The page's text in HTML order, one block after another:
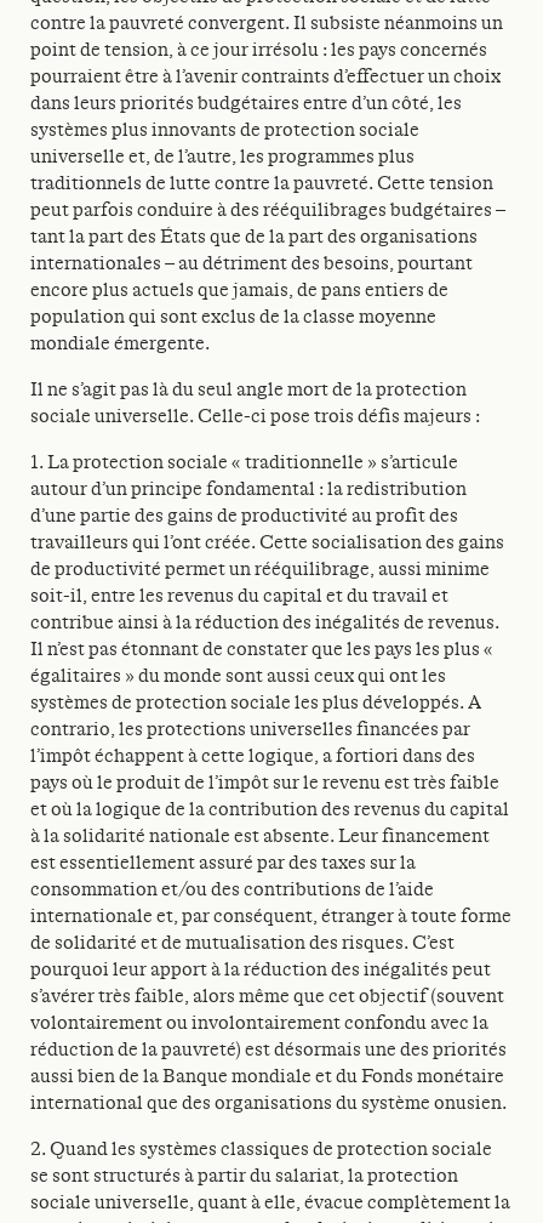
contre la pauvreté convergent. Il subsiste néanmoins un
point de tension, à ce jour irrésolu : les pays concernés
pourraient être à l’avenir contraints d’effectuer un choix
dans leurs priorités budgétaires entre d’un côté, les
systèmes plus innovants de protection sociale
universelle et, de l’autre, les programmes plus
traditionnels de lutte contre la pauvreté. Cette tension
peut parfois conduire à des rééquilibrages budgétaires –
tant la part des États que de la part des organisations
internationales – au détriment des besoins, pourtant
encore plus actuels que jamais, de pans entiers de
population qui sont exclus de la classe moyenne
mondiale émergente.
Il ne s’agit pas là du seul angle mort de la protection
sociale universelle. Celle-ci pose trois défis majeurs :
1. La protection sociale « traditionnelle » s’articule
autour d’un principe fondamental : la redistribution
d’une partie des gains de productivité au profit des
travailleurs qui l’ont créée. Cette socialisation des gains
de productivité permet un rééquilibrage, aussi minime
soit-il, entre les revenus du capital et du travail et
contribue ainsi à la réduction des inégalités de revenus.
Il n’est pas étonnant de constater que les pays les plus «
égalitaires » du monde sont aussi ceux qui ont les
systèmes de protection sociale les plus développés. A
contrario, les protections universelles financées par
l’impôt échappent à cette logique, a fortiori dans des
pays où le produit de l’impôt sur le revenu est très faible
et où la logique de la contribution des revenus du capital
à la solidarité nationale est absente. Leur financement
est essentiellement assuré par des taxes sur la
consommation et/ou des contributions de l’aide
internationale et, par conséquent, étranger à toute forme
de solidarité et de mutualisation des risques. C’est
pourquoi leur apport à la réduction des inégalités peut
s’avérer très faible, alors même que cet objectif (souvent
volontairement ou involontairement confondu avec la
réduction de la pauvreté) est désormais une des priorités
aussi bien de la Banque mondiale et du Fonds monétaire
international que des organisations du système onusien.
2. Quand les systèmes classiques de protection sociale
se sont structurés à partir du salariat, la protection
sociale universelle, quant à elle, évacue complètement la